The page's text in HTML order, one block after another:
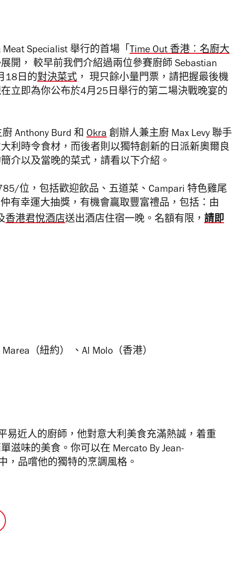
Meat Specialist 舉行的首場「 Time Out 香港︰名廚大
開， 較早前我們介紹過兩位參賽廚師 Sebastian
18日的對決菜式 ， 現只餘小量門票，請把握最後機
立即為你公布於4月 25 日舉行的第二場決戰晚宴的
廚 Anthony Burd 和 Okra 創辦人兼主廚 Max Levy 聯手
利時令食材，而後者則以獨特創新的日派新奧爾良
介以及當晚的菜式，請看以下介紹。
位，包括歡迎飲品、五道菜、Campari 特色雞尾
有幸運大抽獎，有機會贏取豐富禮品，包括：由
香港君悅酒店送出酒店住宿一晚。名額有限， 請即
Marea（紐約） 、 Al Molo（香港）
易近人的廚師，他對意大利美食充滿熱誠，着重
滋味的美食。你可以在 Mercato By Jean-
，品嚐他的獨特的烹調風格。